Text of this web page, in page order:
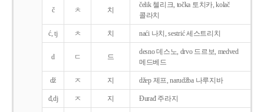
č ㅊ 치
čelik 첼리크, točka 토치카, kolač
콜라치
ć, tj ㅊ 치 naći 나치, sestrić 세스트리치
d ㄷ 드
desno 데스노, drvo 드르보, medved
메드베드
dž ㅈ 지 džep 제프, narudžba 나루지바
đ,dj ㅈ 지 Ðurađ 주라지